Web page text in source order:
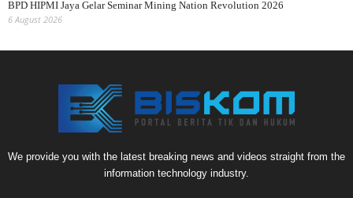
BPD HIPMI Jaya Gelar Seminar Mining Nation Revolution 2026
6 August 2026
We provide you with the latest breaking news and videos straight from the
information technology industry.